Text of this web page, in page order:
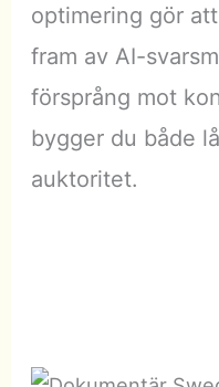
optimering gör
fram av AI-
försprång mot
bygger du både
auktoritet.